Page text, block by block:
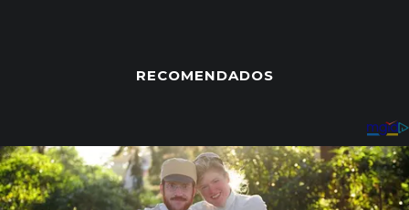
RECOMENDADOS